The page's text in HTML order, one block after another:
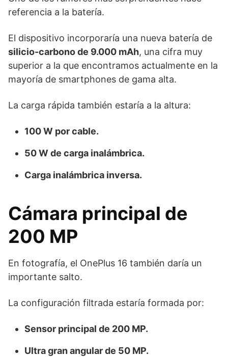
referencia a la batería.
El dispositivo incorporaría una nueva batería de
silicio-carbono de 9.000 mAh, una cifra muy
superior a la que encontramos actualmente en la
mayoría de smartphones de gama alta.
La carga rápida también estaría a la altura:
100 W por cable.
50 W de carga inalámbrica.
Carga inalámbrica inversa.
Cámara principal de
200 MP
En fotografía, el OnePlus 16 también daría un
importante salto.
La configuración filtrada estaría formada por:
Sensor principal de 200 MP.
Ultra gran angular de 50 MP.